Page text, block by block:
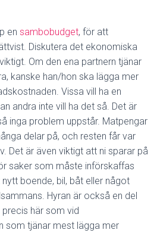
en sambobudget, för att
Diskutera det ekonomiska
Om den ena partnern tjänar
kanske han/hon ska lägga mer
Vissa vill ha en
andra inte vill ha det så. Det är
inga problem uppstår. Matpengar
delar på, och resten får var
Det är även viktigt att ni sparar på
saker som måste införskaffas
boende, bil, båt eller något
Hyran är också en del
här som vid
som tjänar mest lägga mer